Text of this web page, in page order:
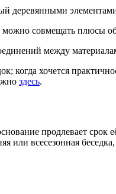
деревянными
совмещать плюсы
между
когда хочется
здесь.
продлевает
или всесезонная